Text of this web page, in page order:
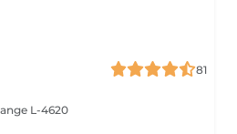
81
L-4620